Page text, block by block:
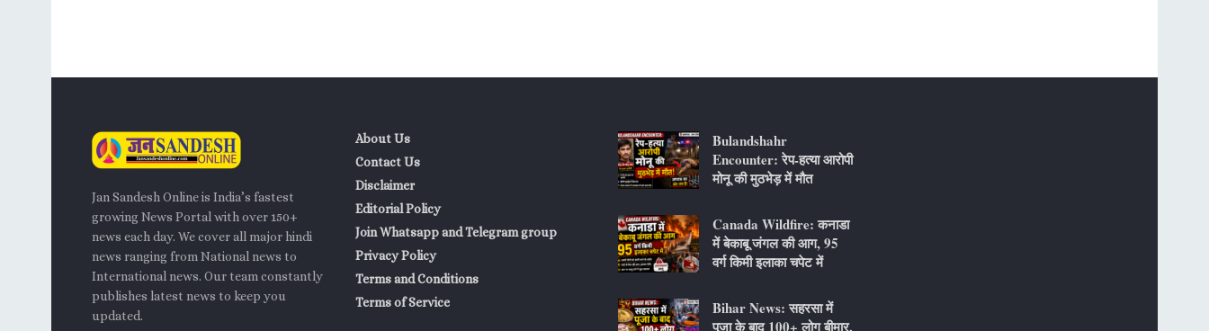
Jan Sandesh Online is India’s fastest
growing News Portal with over 150+
news each day. We cover all major hindi
news ranging from National news to
International news. Our team constantly
publishes latest news to keep you
updated.
About Us
Contact Us
Disclaimer
Editorial Policy
Join Whatsapp and Telegram group
Privacy Policy
Terms and Conditions
Terms of Service
Bulandshahr
Encounter: रेप-हत्या आरोपी
मोनू की मुठभेड़ में मौत
Canada Wildfire: कनाडा
में बेकाबू जंगल की आग, 95
वर्ग किमी इलाका चपेट में
Bihar News: सहरसा में
पूजा के बाद 100+ लोग बीमार,